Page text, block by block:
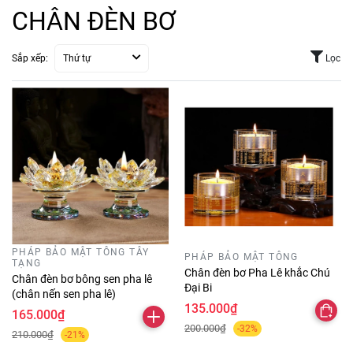
CHÂN ĐÈN BƠ
Sắp xếp: Thứ tự Lọc
PHÁP BẢO MẬT TÔNG TÂY
TẠNG
Chân đèn bơ bông sen pha lê
(chân nến sen pha lê)
165.000₫
210.000₫ -21%
PHÁP BẢO MẬT TÔNG
Chân đèn bơ Pha Lê khắc Chú
Đại Bi
135.000₫
200.000₫ -32%